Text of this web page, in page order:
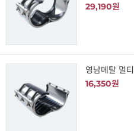
29,190원
영남메탈 멀
16,350원